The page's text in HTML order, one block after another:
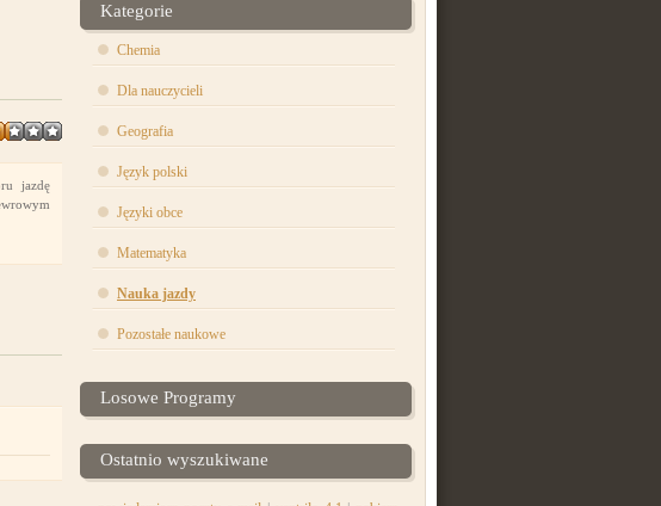
jazdę
Kategorie
Chemia
Dla nauczycieli
Geografia
Język polski
Języki obce
Matematyka
Nauka jazdy
Pozostałe naukowe
Losowe Programy
Ostatnio wyszukiwane